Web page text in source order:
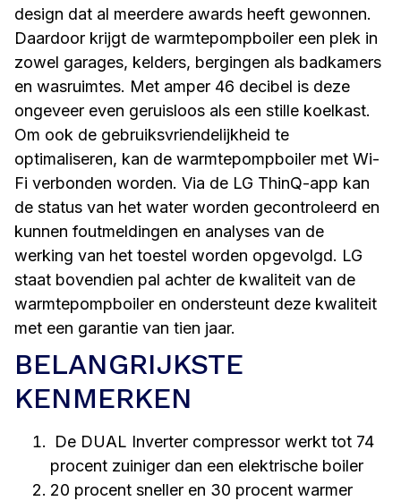
design dat al meerdere awards heeft gewonnen.
Daardoor krijgt de warmtepompboiler een plek in
zowel garages, kelders, bergingen als badkamers
en wasruimtes. Met amper 46 decibel is deze
ongeveer even geruisloos als een stille koelkast.
Om ook de gebruiksvriendelijkheid te
optimaliseren, kan de warmtepompboiler met Wi-
Fi verbonden worden. Via de LG ThinQ-app kan
de status van het water worden gecontroleerd en
kunnen foutmeldingen en analyses van de
werking van het toestel worden opgevolgd. LG
staat bovendien pal achter de kwaliteit van de
warmtepompboiler en ondersteunt deze kwaliteit
met een garantie van tien jaar.
BELANGRIJKSTE
KENMERKEN
De DUAL Inverter compressor werkt tot 74
procent zuiniger dan een elektrische boiler
20 procent sneller en 30 procent warmer